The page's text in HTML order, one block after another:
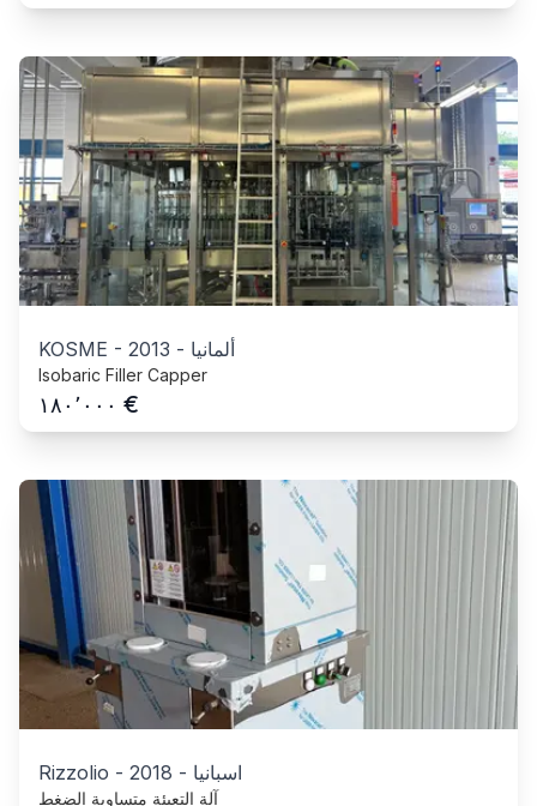
KOSME - 2013 - ألمانيا
Isobaric Filler Capper
١٨٠٬٠٠٠ €
Rizzolio - 2018 - اسبانيا
آلة التعبئة متساوية الضغط